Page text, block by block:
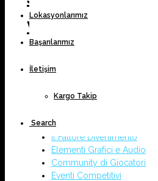
Lokasyonlarımız
Başarılarımız
İletişim
Kargo Takip
Search
vitt
Chicken Road, dove ogni
Come Giocare a Chicken
Rischi e Ricompense: La
Il Fattore Divertimento
Elementi Grafici e Audio
Community di Giocatori
Eventi Competitivi